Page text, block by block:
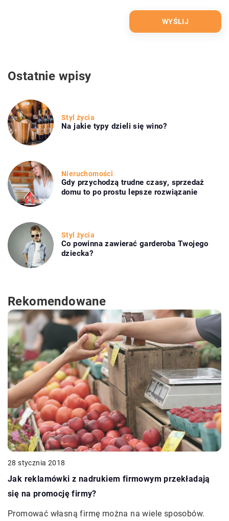
Ostatnie wpisy
Styl życia
Na jakie typy dzieli się wino?
Nieruchomości
Gdy przychodzą trudne czasy, sprzedaż
domu to po prostu lepsze rozwiązanie
Styl życia
Co powinna zawierać garderoba Twojego
dziecka?
Rekomendowane
28 stycznia 2018
Jak reklamówki z nadrukiem firmowym przekładają
się na promocję firmy?
Promować własną firmę można na wiele sposobów.